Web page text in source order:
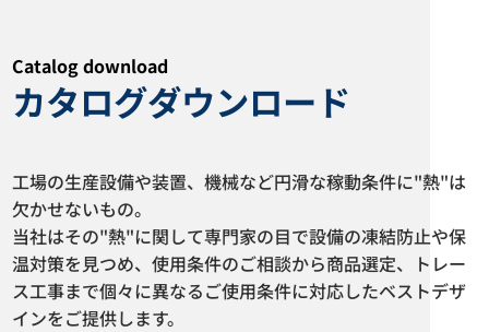
フィンヒーター AUQ型 AMQ型
カタログダウンロード
カタログダウンロード
Catalog download
カタログダウンロード
工場の生産設備や装置、機械など円滑な稼動条件に"熱"は
欠かせないもの。
当社はその"熱"に関して専門家の目で設備の凍結防止や保
温対策を見つめ、使用条件のご相談から商品選定、トレー
ス工事まで個々に異なるご使用条件に対応したベストデザ
インをご提供します。